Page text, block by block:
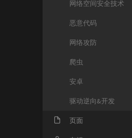
网络空间安全技术
恶意代码
网络攻防
爬虫
安卓
驱动逆向&开发
页面